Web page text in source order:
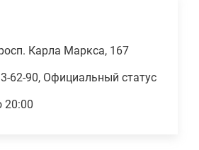
Карла Маркса, 167
62-90, Официальный статус
20:00